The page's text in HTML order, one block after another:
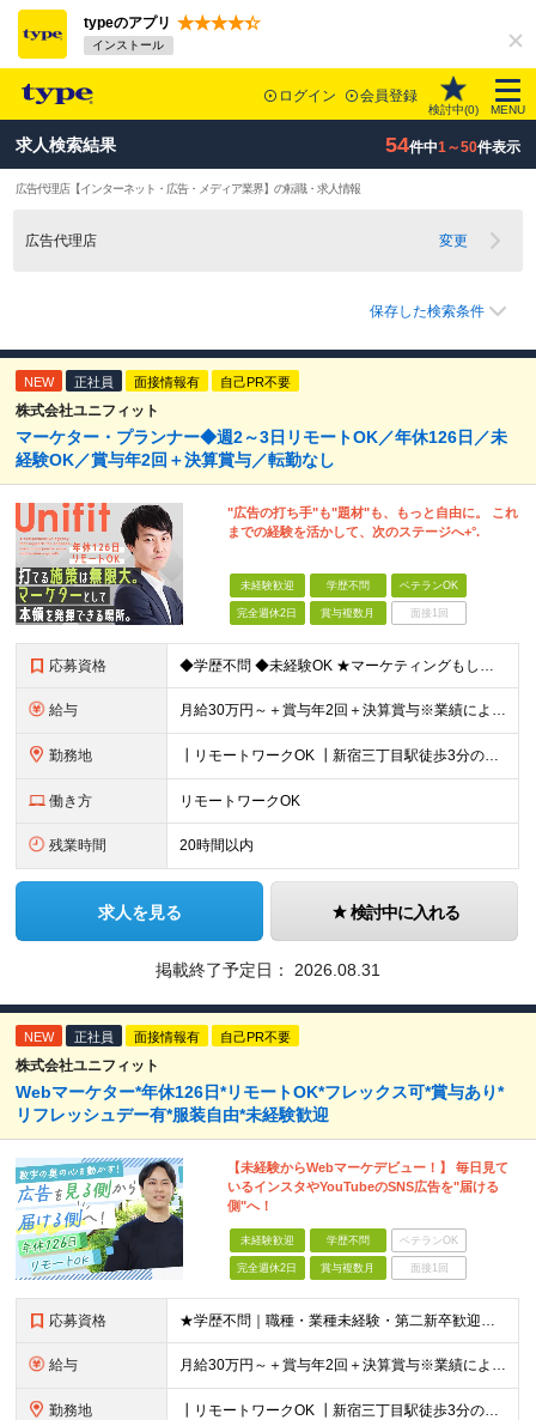
typeのアプリ
インストール
ログイン 会員登録
検討中(0) MENU
求人検索結果 54件中1～50件表示
広告代理店【インターネット・広告・メディア業界】の転職・求人情報
広告代理店 変更
保存した検索条件
NEW 正社員 面接情報有 自己PR不要
株式会社ユニフィット
マーケター・プランナー◆週2～3日リモートOK／年休126日／未
経験OK／賞与年2回＋決算賞与／転勤なし
"広告の打ち手"も"題材"も、もっと自由に。 これ
までの経験を活かして、次のステージへ+°.
未経験歓迎 学歴不問 ベテランOK
完全週休2日 賞与複数月 面接1回
応募資格 ◆学歴不問 ◆未経験OK ★マーケティングもしくはプロモーション企画立案などの実務経験をお持ちの方歓迎します（業界・経験年数不問） ＜ 以下に１つでも当てはまる方は、大歓迎！＞ ◇自社製品・1業界
給与 月給30万円～＋賞与年2回＋決算賞与※業績による ※上記月給額を目安として、経験や前職給与などを踏まえ、相談のうえ給与額が変動する可能性がございます。 ※試用期間中は賞与対象外となります。 【固定
勤務地 ┃リモートワークOK ┃新宿三丁目駅徒歩3分のオフィス ┃転勤なし 【本社】 東京都新宿区新宿5-13-9 太平洋不動産新宿ビル 2F ＼オフィスの雰囲気についてご紹介／ 落ち着いた色味でまとめら
働き方 リモートワークOK
残業時間 20時間以内
求人を見る 検討中に入れる
掲載終了予定日： 2026.08.31
NEW 正社員 面接情報有 自己PR不要
株式会社ユニフィット
Webマーケター*年休126日*リモートOK*フレックス可*賞与あり*
リフレッシュデー有*服装自由*未経験歓迎
【未経験からWebマーケデビュー！】 毎日見て
いるインスタやYouTubeのSNS広告を"届ける
側"へ！
未経験歓迎 学歴不問 ベテランOK
完全週休2日 賞与複数月 面接1回
応募資格 ★学歴不問｜職種・業種未経験・第二新卒歓迎★ ＊数字や専門知識は一切不要です ≪こんな方にピッタリ！≫ ‥‥‥‥‥‥‥‥‥‥‥‥ ◎接客・販売・カウンター業務の経験を活かしたい方 ◎立ち仕事から、腰
給与 月給30万円～＋賞与年2回＋決算賞与※業績による ※上記月給額を目安として、経験や前職給与などを踏まえ、相談のうえ給与額が変動する可能性がございます。 ※試用期間中は賞与対象外となります。※試用期間
勤務地 ┃リモートワークOK ┃新宿三丁目駅徒歩3分のオフィス ┃転勤なし 【本社】 東京都新宿区新宿5-13-9 太平洋不動産新宿ビル 2F ＼オフィスの雰囲気についてご紹介／ 落ち着いた色味でまとめら